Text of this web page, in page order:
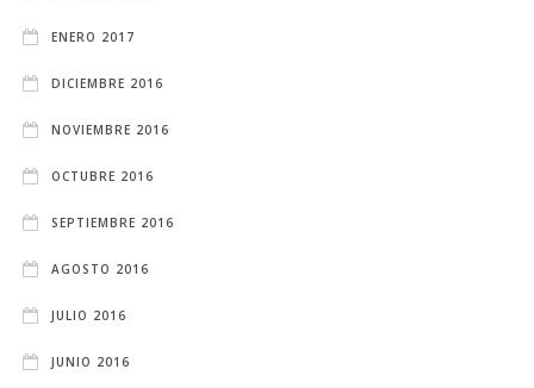
ENERO 2017
DICIEMBRE 2016
NOVIEMBRE 2016
OCTUBRE 2016
SEPTIEMBRE 2016
AGOSTO 2016
JULIO 2016
JUNIO 2016